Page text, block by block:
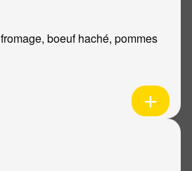
boeuf haché, pommes